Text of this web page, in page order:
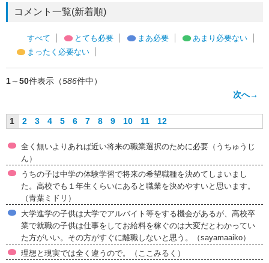
コメント一覧(新着順)
すべて とても必要 まあ必要
あまり必要ない
まったく必要ない
1～50件表示（586件中）
次へ→
1 2 3 4 5 6 7 8 9 10 11 12
全く無いよりあれば近い将来の職業選択のために必要（うちゅうじ
ん）
うちの子は中学の体験学習で将来の希望職種を決めてしまいまし
た。高校でも１年生くらいにあると職業を決めやすいと思います。
（青葉ミドリ）
大学進学の子供は大学でアルバイト等をする機会があるが、高校卒
業で就職の子供は仕事をしてお給料を稼ぐのは大変だとわかってい
た方がいい。その方がすぐに離職しないと思う。（sayamaaiko）
理想と現実では全く違うので。（ここみるく）